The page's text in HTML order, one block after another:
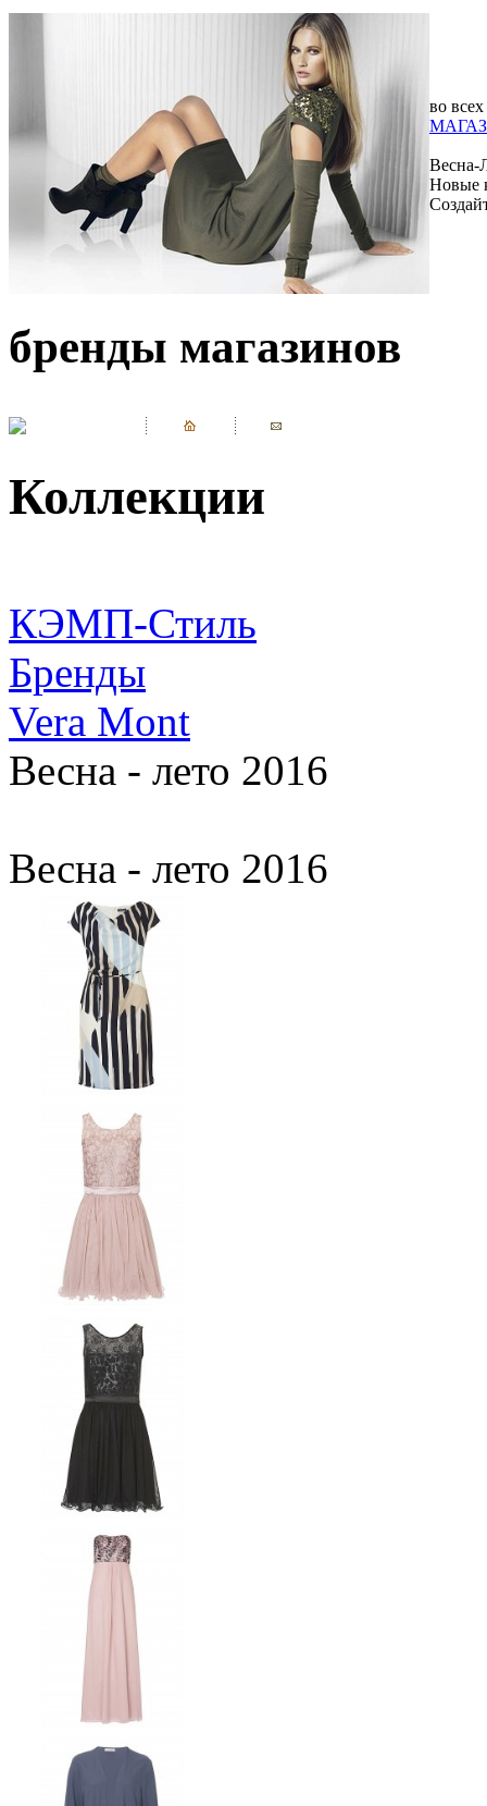
во всех
Весна-
Новые
бренды магазинов
Коллекции
КЭМП-Стиль
Бренды
Vera Mont
Весна - лето 2016
Весна - лето 2016